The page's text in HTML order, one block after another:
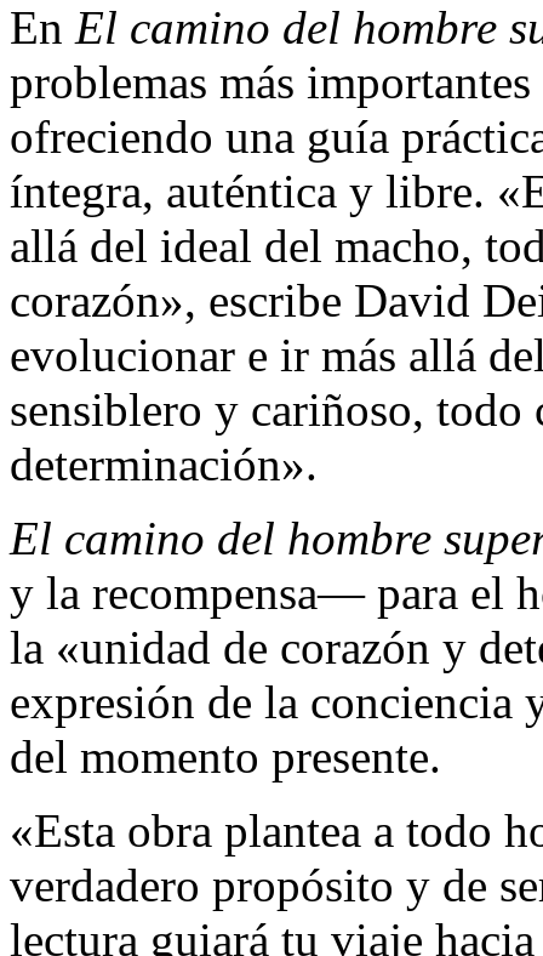
En El camino del hombre
problemas más
ofreciendo una guía
íntegra, auténtica y libre.
allá del ideal del macho,
corazón», escribe David
evolucionar e ir más allá
sensiblero y cariñoso, todo
determinación».
El camino del hombre
y la recompensa— para el
la «unidad de corazón y
expresión de la conciencia
del momento presente.
«Esta obra plantea a todo
verdadero propósito y de
lectura guiará tu viaje